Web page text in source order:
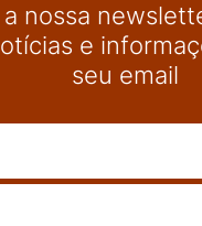
a nossa
e
seu email